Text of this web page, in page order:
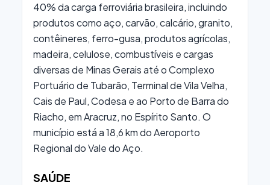
40% da carga ferroviária brasileira, incluindo
produtos como aço, carvão, calcário, granito,
contêineres, ferro-gusa, produtos agrícolas,
madeira, celulose, combustíveis e cargas
diversas de Minas Gerais até o Complexo
Portuário de Tubarão, Terminal de Vila Velha,
Cais de Paul, Codesa e ao Porto de Barra do
Riacho, em Aracruz, no Espírito Santo. O
município está a 18,6 km do Aeroporto
Regional do Vale do Aço.
SAÚDE